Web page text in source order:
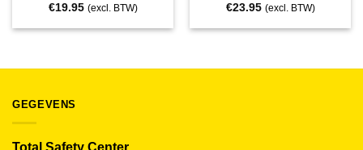
€19.95 (excl. BTW)
€23.95 (excl. BTW)
GEGEVENS
Total Safety Center